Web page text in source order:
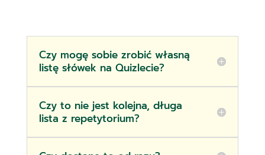
Czy mogę sobie zrobić własną
listę słówek na Quizlecie?
Czy to nie jest kolejna, długa
lista z repetytorium?